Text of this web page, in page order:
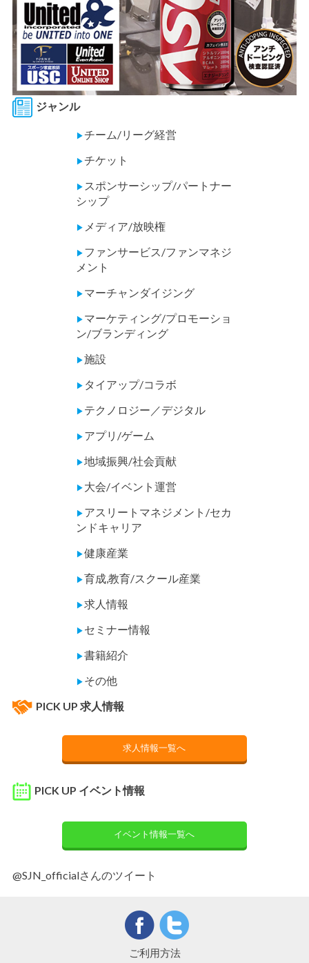
ジャンル
▶チーム/リーグ経営
▶チケット
▶ スポンサーシップ/パートナー
シップ
▶ メディア/放映権
▶ ファンサービス/ファンマネジ
メント
▶ マーチャンダイジング
▶ マーケティング/プロモーショ
ン/ブランディング
▶施設
▶ タイアップ/コラボ
▶ テクノロジー／デジタル
▶ アプリ/ゲーム
▶地域振興/社会貢献
▶ 大会/イベント運営
▶ アスリートマネジメント/セカ
ンドキャリア
▶健康産業
▶育成,教育/スクール産業
▶求人情報
▶ セミナー情報
▶書籍紹介
▶ その他
PICK UP 求人情報
求人情報一覧へ
PICK UP イベント情報
イベント情報一覧へ
@SJN_officialさんのツイート
ご利用方法